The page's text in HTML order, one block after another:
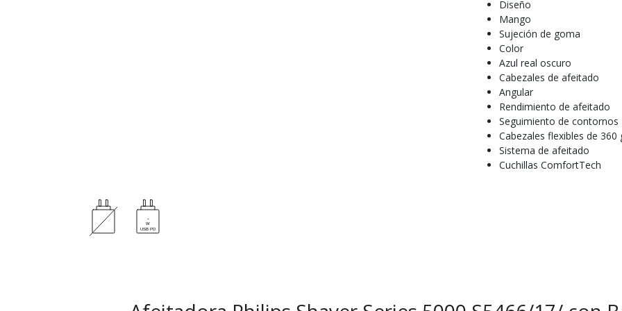
Diseño
Mango
Sujeción de goma
Color
Azul real oscuro
Cabezales de afeitado
Angular
Rendimiento de afeitado
Seguimiento de contornos
Cabezales flexibles de 360
Sistema de afeitado
Cuchillas ComfortTech